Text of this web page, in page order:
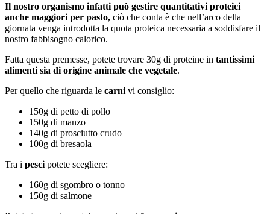
Il nostro organismo infatti può gestire quantitativi proteici
anche maggiori per pasto, ciò che conta è che nell’arco della
giornata venga introdotta la quota proteica necessaria a soddisfare il
nostro fabbisogno calorico.
Fatta questa premesse, potete trovare 30g di proteine in tantissimi
alimenti sia di origine animale che vegetale.
Per quello che riguarda le carni vi consiglio:
150g di petto di pollo
150g di manzo
140g di prosciutto crudo
100g di bresaola
Tra i pesci potete scegliere:
160g di sgombro o tonno
150g di salmone